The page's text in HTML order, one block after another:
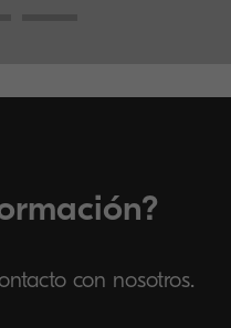
con nosotros.